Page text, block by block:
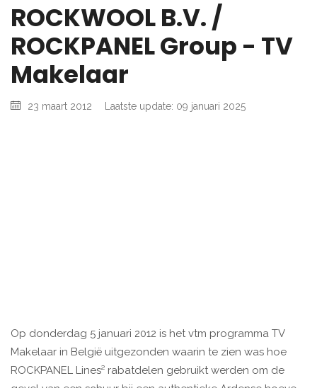
ROCKWOOL B.V. /
ROCKPANEL Group - TV
Makelaar
23 maart 2012 Laatste update: 09 januari 2025
Op donderdag 5 januari 2012 is het vtm programma TV
Makelaar in België uitgezonden waarin te zien was hoe
ROCKPANEL Lines² rabatdelen gebruikt werden om de